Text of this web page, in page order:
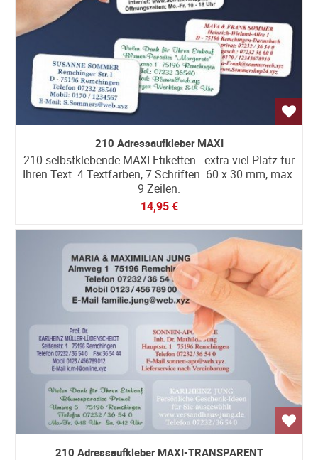
210 Adressaufkleber MAXI
210 selbstklebende MAXI Etiketten - extra viel Platz für
Ihren Text. 4 Textfarben, 7 Schriften. 60 x 30 mm, max.
9 Zeilen.
14,95 €
210 Adressaufkleber MAXI-TRANSPARENT